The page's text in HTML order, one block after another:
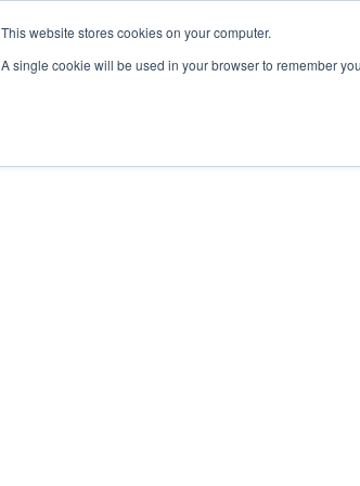
This website stores cookies on your computer.
A single cookie will be used in your browser to remember